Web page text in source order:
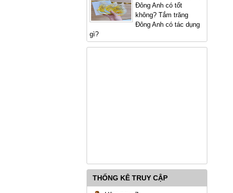
Đông Anh có tốt
không? Tắm trăng
Đông Anh có tác dụng
gì?
THỐNG KÊ TRUY CẬP